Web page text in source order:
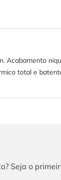
Acabamento
total e
Seja o